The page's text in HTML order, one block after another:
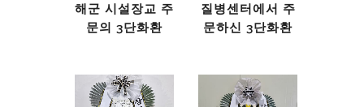
해군 시설장교 주
문의 3단화환
질병센터에서 주
문하신 3단화환